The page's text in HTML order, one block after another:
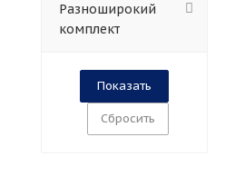
Разноширокий
комплект
Сбросить